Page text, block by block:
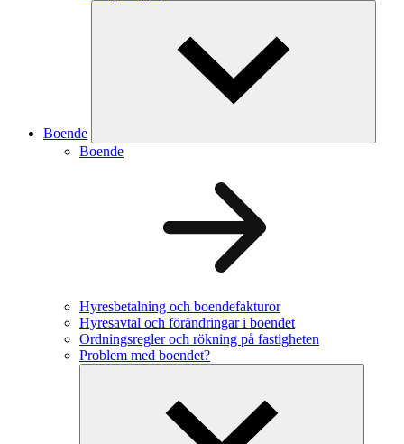
Boende
Boende
Hyresbetalning och boendefakturor
Hyresavtal och förändringar i boendet
Ordningsregler och rökning på fastigheten
Problem med boendet?